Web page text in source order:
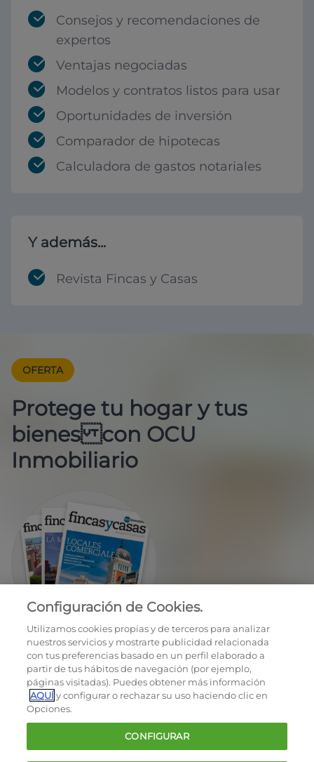
Consejos y recomendaciones de
expertos
Ventajas negociadas
Modelos y contratos listos para usar
Oportunidades de inversión
Comparador de hipotecas
Calculadora de gastos notariales
Y además...
Revista Fincas y Casas
OFERTA
Protege tu hogar y tus
bienes con OCU
Inmobiliario
EN REGALO LA REVISTA BIMESTRAL
OCU © 2026
Cookies
Configuración de Cookies.
Utilizamos cookies propias y de terceros para analizar
nuestros servicios y mostrarte publicidad relacionada
con tus preferencias basado en un perfil elaborado a
partir de tus hábitos de navegación (por ejemplo,
páginas visitadas). Puedes obtener más información
AQUÍy configurar o rechazar su uso haciendo clic en
Opciones.
CONFIGURAR